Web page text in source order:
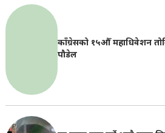
काँग्रेसको १५औँ महाधिवेशन
पौडेल
कुँवर जेल चलान